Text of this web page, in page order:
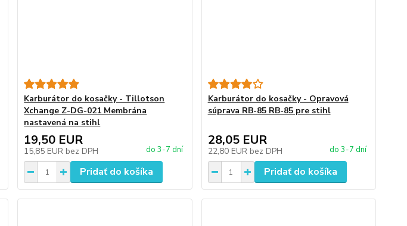
Karburátor do kosačky - Tillotson
Xchange Z-DG-021 Membrána
nastavená na stihl
19,50 EUR
15,85 EUR bez DPH do 3-7 dní
Pridať do košíka
Karburátor do kosačky - Opravová
súprava RB-85 RB-85 pre stihl
28,05 EUR
22,80 EUR bez DPH do 3-7 dní
Pridať do košíka